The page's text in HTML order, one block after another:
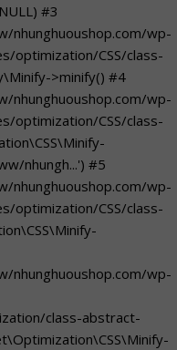
#3
nhunghuoushop.com/wp-
optimization/CSS/class-
>minify() #4
nhunghuoushop.com/wp-
optimization/CSS/class-
nhungh...') #5
nhunghuoushop.com/wp-
optimization/CSS/class-
nhunghuoushop.com/wp-
class-abstract-